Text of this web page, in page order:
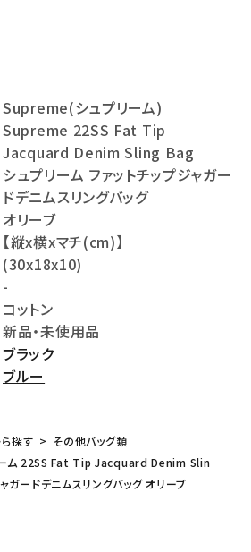
Supreme(シュプリーム)
Supreme 22SS Fat Tip
Jacquard Denim Sling Bag
シュプリーム ファットチップジャガー
ドデニムスリングバッグ
オリーブ
【縦x横xマチ(cm)】
(30x18x10)
-
コットン
新品・未使用品
ブラック
ブルー
探す
その他バッグ類
ム 22SS Fat Tip Jacquard Denim Slin
ガードデニムスリングバッグ オリーブ